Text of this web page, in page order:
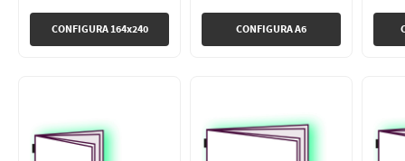
CONFIGURA 164x240 CONFIGURA A6